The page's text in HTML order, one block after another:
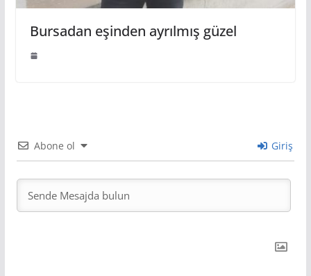
Bursadan eşinden ayrılmış güzel
Abone ol Giriş